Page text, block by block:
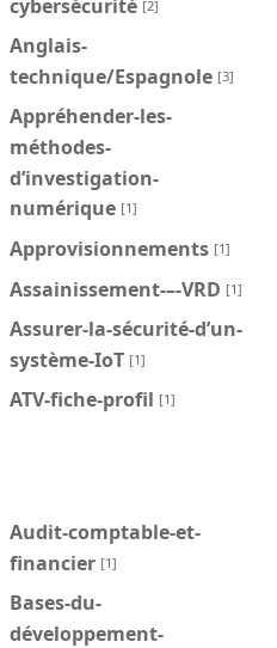
[2]
Anglais-
technique/Espagnole [3]
Appréhender-les-
méthodes-
d’investigation-
numérique [1]
Approvisionnements [1]
Assainissement-–-VRD [1]
Assurer-la-sécurité-d’un-
système-IoT [1]
ATV-fiche-profil [1]
Audit-comptable-et-
financier [1]
Bases-du-
développement-